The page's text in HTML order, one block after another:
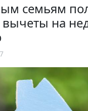
семьям
вычеты на